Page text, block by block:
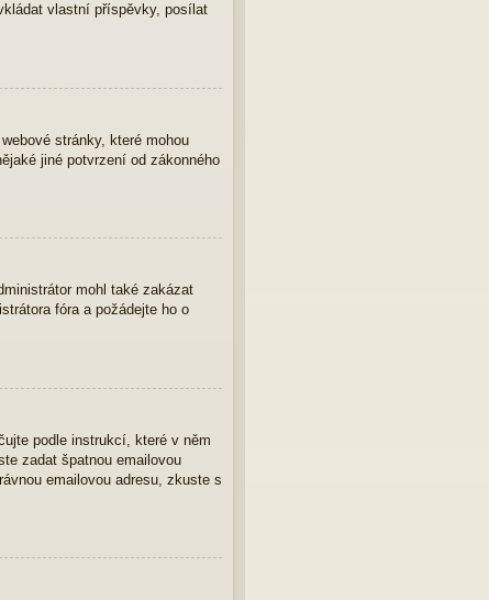
vlastní příspěvky, posílat
stránky, které mohou
jiné potvrzení od zákonného
mohl také zakázat
fóra a požádejte ho o
podle instrukcí, které v něm
zadat špatnou emailovou
emailovou adresu, zkuste s